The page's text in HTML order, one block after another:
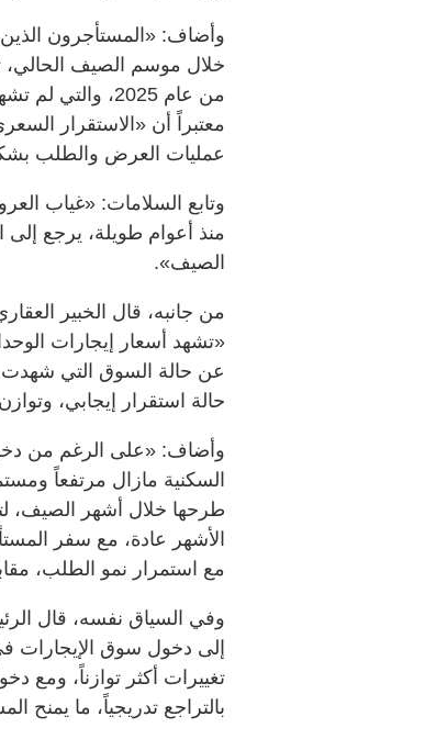
وأضاف: «المستأجرون
خلال موسم الصيف الحالي،
من عام 2025،
معتبراً أن «الاستقرار
عمليات العرض والطلب
وتابع السلامات: «غياب
منذ أعوام طويلة، يرجع
الصيف».
من جانبه، قال الخبير
«تشهد أسعار إيجارات
عن حالة السوق التي شهدت
حالة استقرار إيجابي،
وأضاف: «على الرغم من
السكنية مازال مرتفعاً
طرحها خلال أشهر الصيف،
الأشهر عادة، مع سفر
مع استمرار نمو الطلب،
وفي السياق نفسه، قال
إلى دخول سوق الإيجارات
تغييرات أكثر توازناً، ومع
بالتراجع تدريجياً، ما يمنح